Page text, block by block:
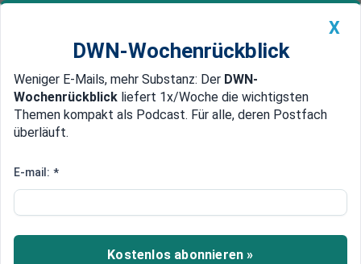
Newsticker MEIN DWN: Geldanlage Premium
Edelmetalle DWN-Magazin China
EU-Projekt „MyCopter“
EU bereitet sich auf
Massenverkehr mit Flugautos
vor
X
DWN-Wochenrückblick
Weniger E-Mails, mehr Substanz: Der DWN-
Wochenrückblick liefert 1x/Woche die wichtigsten
Themen kompakt als Podcast. Für alle, deren Postfach
überläuft.
E-mail: *
Kostenlos abonnieren »